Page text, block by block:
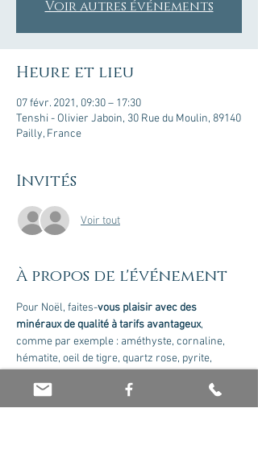
Voir autres événements
Heure et lieu
07 févr. 2021, 09:30 – 17:30
Tenshi - Olivier Jaboin, 30 Rue du Moulin, 89140
Pailly, France
Invités
Voir tout
À propos de l'événement
Pour Noël, faites-vous plaisir avec des
minéraux de qualité à tarifs avantageux,
comme par exemple : améthyste, cornaline,
hématite, oeil de tigre, quartz rose, pyrite,
cristal de roche, labradorite, howlite,
amazonite, aventurine, malachite et bien plus